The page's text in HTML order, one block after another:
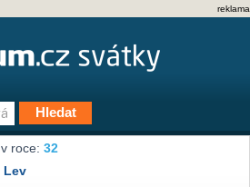
reklama
roce:32
Lev